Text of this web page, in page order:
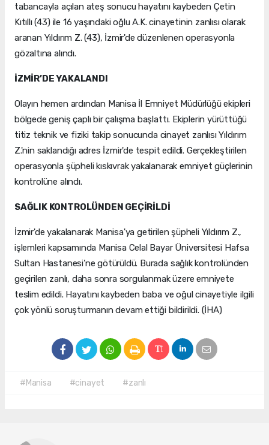
tabancayla açılan ateş sonucu hayatını kaybeden Çetin
Kıtıllı (43) ile 16 yaşındaki oğlu A.K. cinayetinin zanlısı olarak
aranan Yıldırım Z. (43), İzmir'de düzenlenen operasyonla
gözaltına alındı.
İZMİR’DE YAKALANDI
Olayın hemen ardından Manisa İl Emniyet Müdürlüğü ekipleri
bölgede geniş çaplı bir çalışma başlattı. Ekiplerin yürüttüğü
titiz teknik ve fiziki takip sonucunda cinayet zanlısı Yıldırım
Z.'nin saklandığı adres İzmir'de tespit edildi. Gerçekleştirilen
operasyonla şüpheli kıskıvrak yakalanarak emniyet güçlerinin
kontrolüne alındı.
SAĞLIK KONTROLÜNDEN GEÇİRİLDİ
İzmir'de yakalanarak Manisa'ya getirilen şüpheli Yıldırım Z.,
işlemleri kapsamında Manisa Celal Bayar Üniversitesi Hafsa
Sultan Hastanesi’ne götürüldü. Burada sağlık kontrolünden
geçirilen zanlı, daha sonra sorgulanmak üzere emniyete
teslim edildi. Hayatını kaybeden baba ve oğul cinayetiyle ilgili
çok yönlü soruşturmanın devam ettiği bildirildi. (İHA)
#Manisa #cinayet #zanlı